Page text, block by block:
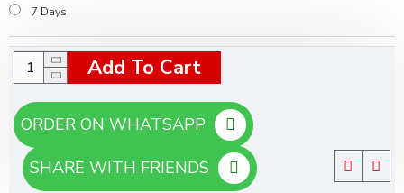
7 Days
Add To Cart
SHARE WITH FRIENDS